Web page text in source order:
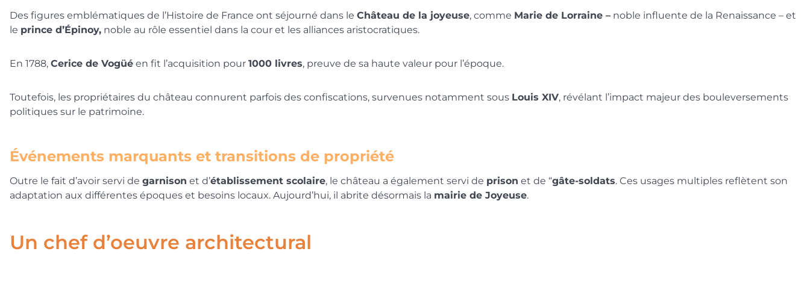
Des figures emblématiques de l’Histoire de France ont séjourné dans le Château de la joyeuse, comme Marie de Lorraine – noble influente de la Renaissance – et
le prince d’Épinoy, noble au rôle essentiel dans la cour et les alliances aristocratiques.
En 1788, Cerice de Vogüé en fit l’acquisition pour 1000 livres, preuve de sa haute valeur pour l’époque.
Toutefois, les propriétaires du château connurent parfois des confiscations, survenues notamment sous Louis XIV, révélant l’impact majeur des bouleversements
politiques sur le patrimoine.
Événements marquants et transitions de propriété
Outre le fait d’avoir servi de garnison et d’établissement scolaire, le château a également servi de prison et de “gâte-soldats. Ces usages multiples reflètent son
adaptation aux différentes époques et besoins locaux. Aujourd’hui, il abrite désormais la mairie de Joyeuse.
Un chef d’oeuvre architectural